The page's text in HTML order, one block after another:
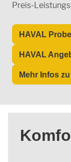
Preis-
HAVAL
HAVAL
Mehr Infos